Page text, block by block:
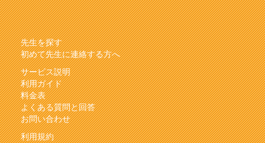
先生を探す
初めて先生に連絡する方へ
サービス説明
利用ガイド
料金表
よくある質問と回答
お問い合わせ
利用規約